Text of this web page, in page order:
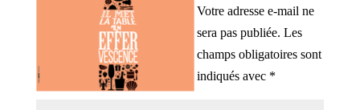
Votre adresse e-mail ne
sera pas publiée. Les
champs obligatoires sont
indiqués avec *